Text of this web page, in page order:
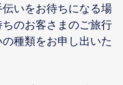
いをお待ちになる場
のお客さまのご旅行
種類をお申し出いた